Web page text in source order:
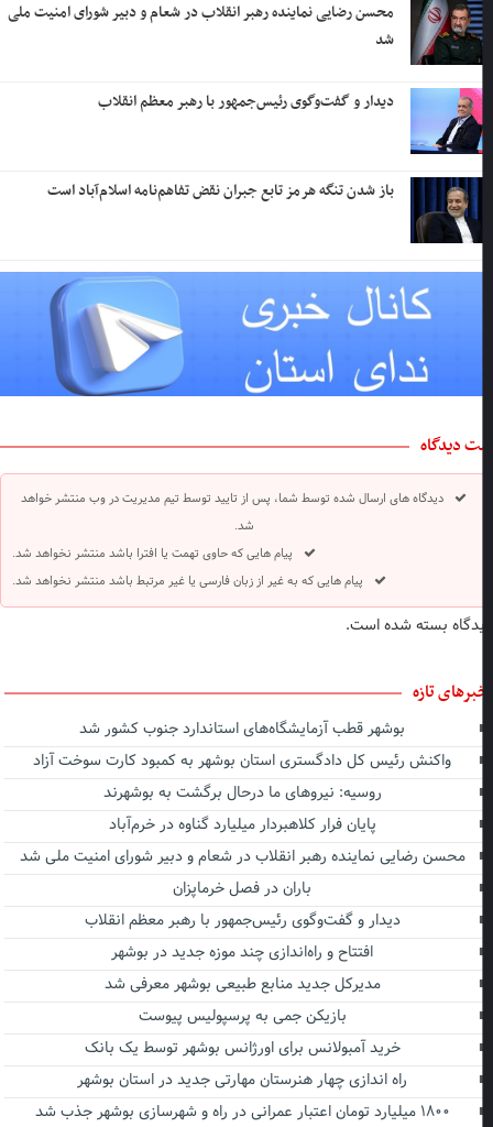
محسن رضایی نماینده رهبر انقلاب در شعام و دبیر شورای امنیت ملی
شد
دیدار و گفت‌وگوی رئیس‌جمهور با رهبر معظم انقلاب
باز شدن تنگه هرمز تابع جبران نقض تفاهم‌نامه اسلام‌آباد است
دیدگاه
دیدگاه های ارسال شده توسط شما، پس از تایید توسط تیم مدیریت در وب منتشر خواهد
شد.
پیام هایی که حاوی تهمت یا افترا باشد منتشر نخواهد شد.
پیام هایی که به غیر از زبان فارسی یا غیر مرتبط باشد منتشر نخواهد شد.
بسته شده است.
تازه
بوشهر قطب آزمایشگاه‌های استاندارد جنوب کشور شد
واکنش رئیس کل دادگستری استان بوشهر به کمبود کارت سوخت آزاد
روسیه: نیروهای ما درحال برگشت به بوشهرند
پایان فرار کلاهبردار میلیارد گناوه در خرم‌آباد
محسن رضایی نماینده رهبر انقلاب در شعام و دبیر شورای امنیت ملی شد
باران در فصل خرماپزان
دیدار و گفت‌وگوی رئیس‌جمهور با رهبر معظم انقلاب
افتتاح و راه‌اندازی چند موزه جدید در بوشهر
مدیرکل جدید منابع طبیعی بوشهر معرفی شد
بازیکن جمی به پرسپولیس پیوست
خرید آمبولانس برای اورژانس بوشهر توسط یک بانک
راه اندازی چهار هنرستان مهارتی جدید در استان بوشهر
۱۸۰۰ میلیارد تومان اعتبار عمرانی در راه و شهرسازی بوشهر جذب شد